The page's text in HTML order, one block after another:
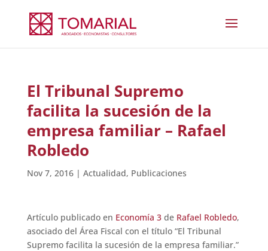
El Tribunal Supremo
facilita la sucesión de la
empresa familiar – Rafael
Robledo
Nov 7, 2016| Actualidad, Publicaciones
Artículo publicado en Economía 3de Rafael Robledo,
asociado del Área Fiscal con el título “El Tribunal
Supremo facilita la sucesión de la empresa familiar.”